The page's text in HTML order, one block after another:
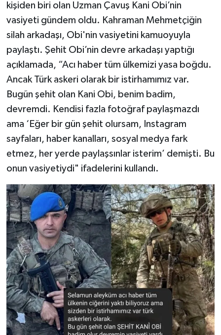
kişiden biri olan Uzman Çavuş Kani Obi’nin
vasiyeti gündem oldu. Kahraman Mehmetçiğin
silah arkadaşı, Obi'nin vasiyetini kamuoyuyla
paylaştı. Şehit Obi’nin devre arkadaşı yaptığı
açıklamada, “Acı haber tüm ülkemizi yasa boğdu.
Ancak Türk askeri olarak bir istirhamımız var.
Bugün şehit olan Kani Obi, benim badim,
devremdi. Kendisi fazla fotoğraf paylaşmazdı
ama ‘Eğer bir gün şehit olursam, Instagram
sayfaları, haber kanalları, sosyal medya fark
etmez, her yerde paylaşsınlar isterim’ demişti. Bu
onun vasiyetiydi" ifadelerini kullandı.